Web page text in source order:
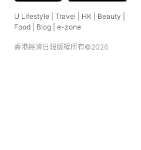
U Lifestyle Travel HK Beauty
Food
Blog e-zone
香港經濟日報版權所有©2026